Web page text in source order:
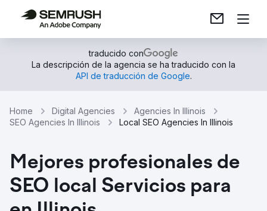
traducido con
La descripción de la agencia se ha traducido con la
API de traducción de Google.
Home Digital Agencies
Agencies In Illinois
SEO Agencies In Illinois
Local SEO Agencies In Illinois
Mejores profesionales de
SEO local Servicios para